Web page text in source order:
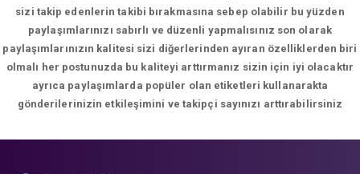
sizi takip edenlerin takibi bırakmasına sebep olabilir bu yüzden
paylaşımlarınızı sabırlı ve düzenli yapmalısınız son olarak
paylaşımlarınızın kalitesi sizi diğerlerinden ayıran özelliklerden biri
olmalı her postunuzda bu kaliteyi arttırmanız sizin için iyi olacaktır
ayrıca paylaşımlarda popüler olan etiketleri kullanarakta
gönderilerinizin etkileşimini ve takipçi sayınızı arttırabilirsiniz